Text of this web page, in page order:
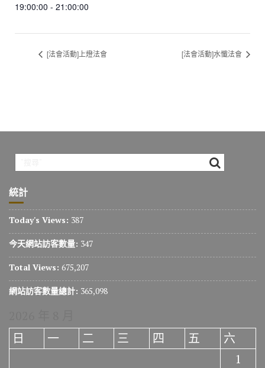
19:00:00 - 21:00:00
[法會活動]上燈法會 [法會活動]水懺法會
統計
Today's Views: 387
今天網站訪客數量: 347
Total Views: 675,207
網站訪客數量總計: 365,098
日
一 二 三 四 五
六
1